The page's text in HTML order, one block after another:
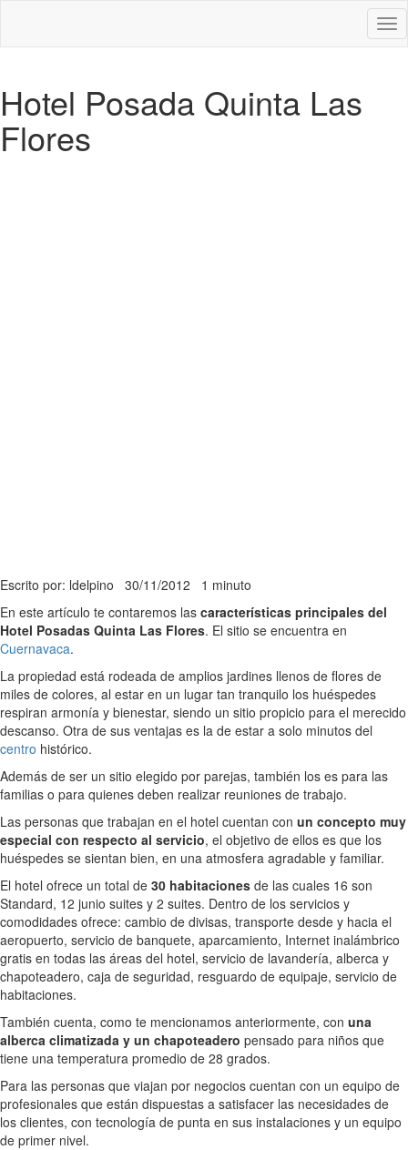
Hotel Posada Quinta Las
Flores
Escrito por: ldelpino 30/11/2012 1 minuto
En este artículo te contaremos las características principales del
Hotel Posadas Quinta Las Flores. El sitio se encuentra en
Cuernavaca.
La propiedad está rodeada de amplios jardines llenos de flores de
miles de colores, al estar en un lugar tan tranquilo los huéspedes
respiran armonía y bienestar, siendo un sitio propicio para el merecido
descanso. Otra de sus ventajas es la de estar a solo minutos del
centro histórico.
Además de ser un sitio elegido por parejas, también los es para las
familias o para quienes deben realizar reuniones de trabajo.
Las personas que trabajan en el hotel cuentan con un concepto muy
especial con respecto al servicio, el objetivo de ellos es que los
huéspedes se sientan bien, en una atmosfera agradable y familiar.
El hotel ofrece un total de 30 habitaciones de las cuales 16 son
Standard, 12 junio suites y 2 suites. Dentro de los servicios y
comodidades ofrece: cambio de divisas, transporte desde y hacia el
aeropuerto, servicio de banquete, aparcamiento, Internet inalámbrico
gratis en todas las áreas del hotel, servicio de lavandería, alberca y
chapoteadero, caja de seguridad, resguardo de equipaje, servicio de
habitaciones.
También cuenta, como te mencionamos anteriormente, con una
alberca climatizada y un chapoteadero pensado para niños que
tiene una temperatura promedio de 28 grados.
Para las personas que viajan por negocios cuentan con un equipo de
profesionales que están dispuestas a satisfacer las necesidades de
los clientes, con tecnología de punta en sus instalaciones y un equipo
de primer nivel.